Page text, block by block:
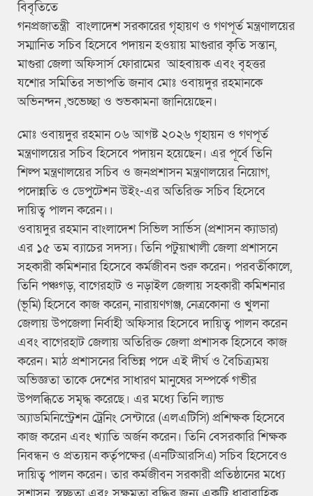
বিবৃতিতে
গনপ্রজাতন্ত্রী বাংলাদেশ সরকারের গৃহায়ণ ও গণপূর্ত মন্ত্রণালয়ের
সম্মানিত সচিব হিসেবে পদায়ন হওয়ায় মাগুরার কৃতি সন্তান,
মাগুরা জেলা অফিসার্স ফোরামের আহবায়ক এবং বৃহত্তর
যশোর সমিতির সভাপতি জনাব মোঃ ওবায়দুর রহমানকে
অভিনন্দন ,শুভেচ্ছা ও শুভকামনা জানিয়েছেন।
মোঃ ওবায়দুর রহমান ০৬ আগষ্ট ২০২৬ গৃহায়ন ও গণপূর্ত
মন্ত্রণালয়ের সচিব হিসেবে পদায়ন হয়েছেন। এর পূর্বে তিনি
শিল্প মন্ত্রণালয়ের সচিব ও জনপ্রশাসন মন্ত্রণালয়ের নিয়োগ,
পদোন্নতি ও ডেপুটেশন উইং-এর অতিরিক্ত সচিব হিসেবে
দায়িত্ব পালন করেন।।
ওবায়দুর রহমান বাংলাদেশ সিভিল সার্ভিস (প্রশাসন ক্যাডার)
এর ১৫ তম ব্যাচের সদস্য। তিনি পটুয়াখালী জেলা প্রশাসনে
সহকারী কমিশনার হিসেবে কর্মজীবন শুরু করেন। পরবর্তীকালে,
তিনি পঞ্চগড়, বাগেরহাট ও নড়াইল জেলায় সহকারী কমিশনার
(ভূমি) হিসেবে কাজ করেন, নারায়ণগঞ্জ, নেত্রকোনা ও খুলনা
জেলায় উপজেলা নির্বাহী অফিসার হিসেবে দায়িত্ব পালন করেন
এবং বাগেরহাট জেলায় অতিরিক্ত জেলা প্রশাসক হিসেবে কাজ
করেন। মাঠ প্রশাসনের বিভিন্ন পদে এই দীর্ঘ ও বৈচিত্র্যময়
অভিজ্ঞতা তাকে দেশের সাধারণ মানুষের সম্পর্কে গভীর
উপলব্ধিতে সমৃদ্ধ করেছে। এর মধ্যে তিনি ল্যান্ড
অ্যাডমিনিস্ট্রেশন ট্রেনিং সেন্টারে (এলএটিসি) প্রশিক্ষক হিসেবে
কাজ করেন এবং খ্যাতি অর্জন করেন। তিনি বেসরকারি শিক্ষক
নিবন্ধন ও প্রত্যয়ন কর্তৃপক্ষের (এনটিআরসিএ) সচিব হিসেবেও
দায়িত্ব পালন করেন। তার কর্মজীবন সরকারী প্রতিষ্ঠানের মধ্যে